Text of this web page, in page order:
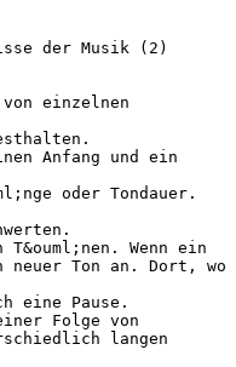
der Musik (2)
von einzelnen
Anfang und ein
oder Tondauer.
Wenn ein
Ton an. Dort, wo
eine Pause.
Folge von
langen